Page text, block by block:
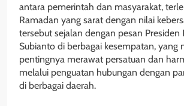
antara pemerintah dan masyarakat,
Ramadan yang sarat dengan nilai
tersebut sejalan dengan pesan Presiden
Subianto di berbagai kesempatan, yang
pentingnya merawat persatuan dan
melalui penguatan hubungan dengan
di berbagai daerah.